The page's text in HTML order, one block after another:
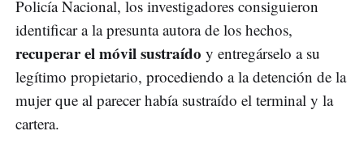
Policía Nacional, los investigadores consiguieron
identificar a la presunta autora de los hechos,
recuperar el móvil sustraído y entregárselo a su
legítimo propietario, procediendo a la detención de la
mujer que al parecer había sustraído el terminal y la
cartera.